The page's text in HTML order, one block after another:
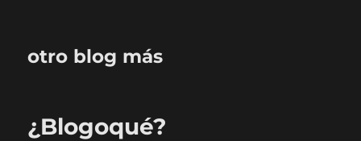
otro blog más
¿Blogoqué?